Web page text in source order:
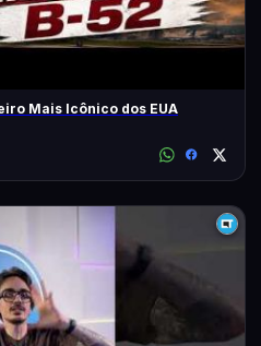
Mais Icônico dos EUA